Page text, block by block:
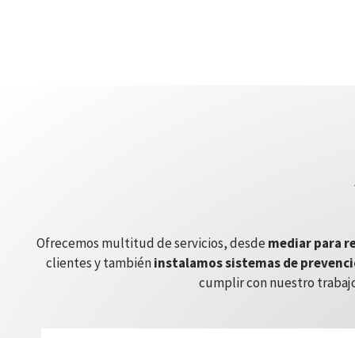
Ofrecemos multitud de servicios, desde mediar para
clientes y tambiéninstalamos sistemas de
cumplir con nuestro